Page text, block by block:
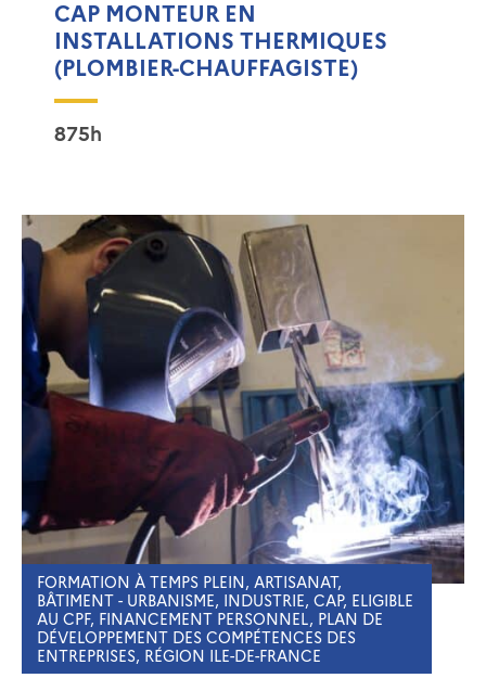
CAP MONTEUR EN
INSTALLATIONS THERMIQUES
(PLOMBIER-CHAUFFAGISTE)
875h
FORMATION À TEMPS PLEIN, ARTISANAT,
BÂTIMENT - URBANISME, INDUSTRIE, CAP, ELIGIBLE
AU CPF, FINANCEMENT PERSONNEL, PLAN DE
DÉVELOPPEMENT DES COMPÉTENCES DES
ENTREPRISES, RÉGION ILE-DE-FRANCE